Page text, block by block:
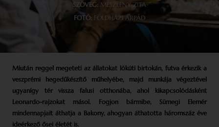
SZÖVEG: MESZLENY ZITA
FOTÓ: FÖLDHÁZI ÁRPÁD
Miután reggel megeteti az állatokat lókúti birtokán, futva érkezik a
veszprémi hegedűkészítő műhelyébe, majd munkája végeztével
ugyanígy tér vissza falusi otthonába, ahol kikapcsolódásként
Leonardo-rajzokat másol. Fogjon bármibe, Sümegi Elemér
mindennapjait áthatja a Bakony, ahogyan áthatotta háromszáz éve
ideérkező ősei életét is.